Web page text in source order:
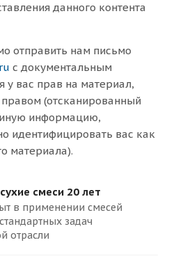
данного контента
отправить нам письмо
с документальным
у вас прав на материал,
(отсканированный
информацию,
идентифицировать вас как
материала).
смеси 20 лет
в применении смесей
задач
отрасли